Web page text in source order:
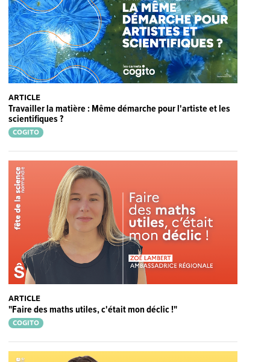
ARTICLE
Travailler la matière : Même démarche pour l'artiste et les
scientifiques ?
COGITO
ARTICLE
"Faire des maths utiles, c'était mon déclic !"
COGITO